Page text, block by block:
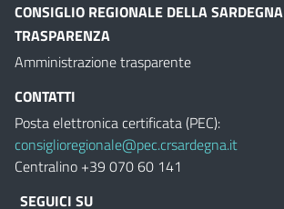
CONSIGLIO REGIONALE DELLA SARDEGNA
TRASPARENZA
Amministrazione trasparente
CONTATTI
Posta elettronica certificata (PEC):
consiglioregionale@pec.crsardegna.it
Centralino +39 070 60 141
SEGUICI SU